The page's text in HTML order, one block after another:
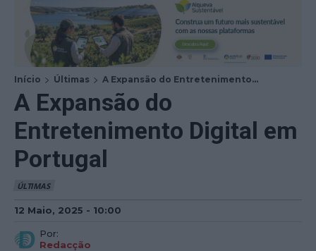
Início Últimas A Expansão do Entretenimento...
A Expansão do
Entretenimento Digital em
Portugal
ÚLTIMAS
12 Maio, 2025 - 10:00
Por:
Redacção